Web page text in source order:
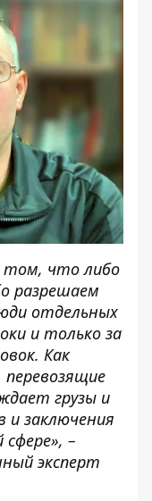
том, что либо
разрешаем
отдельных
и только за
Как
грузы и
и заключения
–
эксперт